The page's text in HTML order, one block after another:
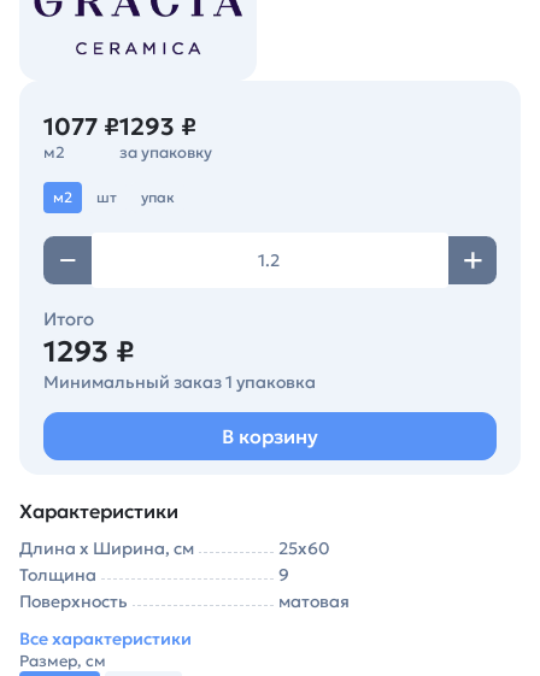
1077 ₽
м2
1293 ₽
за упаковку
м2 шт упак
Итого
1293 ₽
Минимальный заказ 1 упаковка
В корзину
Характеристики
Длина х Ширина, см
25х60
Толщина
9
Поверхность
матовая
Все характеристики
Размер, см